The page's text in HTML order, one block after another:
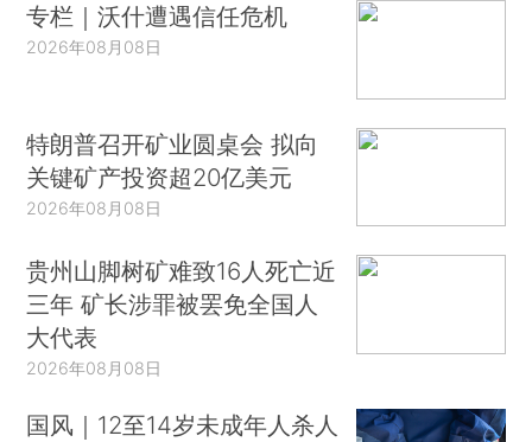
专栏｜沃什遭遇信任危机
2026年08月08日
特朗普召开矿业圆桌会 拟向
关键矿产投资超20亿美元
2026年08月08日
贵州山脚树矿难致16人死亡近
三年 矿长涉罪被罢免全国人
大代表
2026年08月08日
国风｜12至14岁未成年人杀人